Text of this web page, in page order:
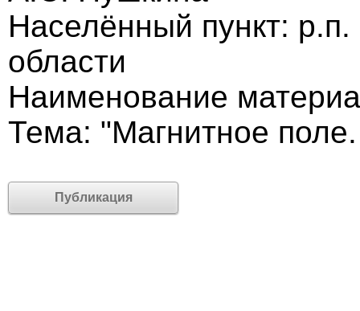
Населённый пункт: р.п.
области
Наименование
Тема: "Магнитное
Публикация